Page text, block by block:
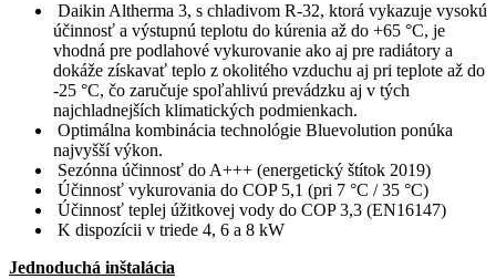
Daikin Altherma 3, s chladivom R-32, ktorá vykazuje vysokú
účinnosť a výstupnú teplotu do kúrenia až do +65 °C, je
vhodná pre podlahové vykurovanie ako aj pre radiátory a
dokáže získavať teplo z okolitého vzduchu aj pri teplote až do
-25 °C, čo zaručuje spoľahlivú prevádzku aj v tých
najchladnejších klimatických podmienkach.
Optimálna kombinácia technológie Bluevolution ponúka
najvyšší výkon.
Sezónna účinnosť do A+++ (energetický štítok 2019)
Účinnosť vykurovania do COP 5,1 (pri 7 °C / 35 °C)
Účinnosť teplej úžitkovej vody do COP 3,3 (EN16147)
K dispozícii v triede 4, 6 a 8 kW
Jednoduchá inštalácia